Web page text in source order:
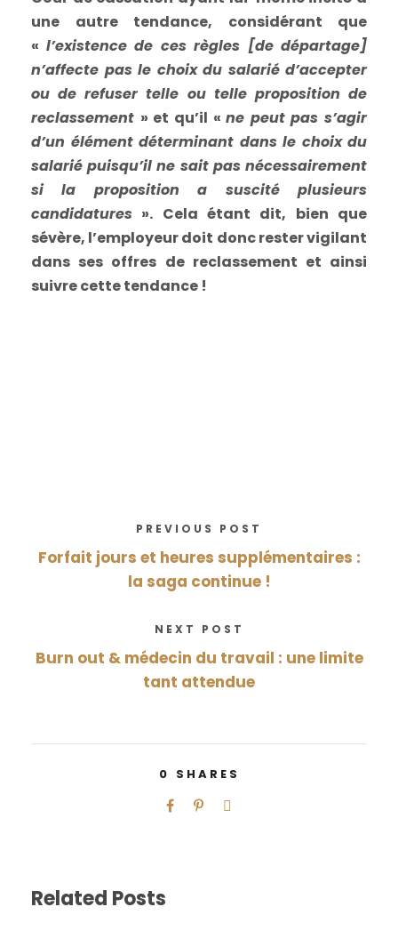
une autre tendance, considérant que
« l’existence de ces règles [de départage]
n’affecte pas le choix du salarié d’accepter
ou de refuser telle ou telle proposition de
reclassement » et qu’il «ne peut pas s’agir
d’un élément déterminant dans le choix du
salarié puisqu’il ne sait pas nécessairement
si la proposition a suscité plusieurs
candidatures ». Cela étant dit, bien que
sévère, l’employeur doit donc rester vigilant
dans ses offres de reclassement et ainsi
suivre cette tendance !
PREVIOUS POST
Forfait jours et heures supplémentaires :
la saga continue !
NEXT POST
Burn out & médecin du travail : une limite
tant attendue
0 SHARES
Related Posts